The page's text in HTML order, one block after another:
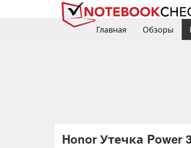
Главная
Обзоры
Honor Утечка